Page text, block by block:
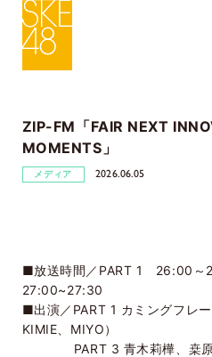
ZIP-FM「FAIR NEXT
MOMENTS」
メディア 2026.06.05
■放送時間／PART 1 26:00～
27:00~27:30
■出演／PART 1 カミングフレ
KIMIE、MIYO）
PART 3 青木莉樺、桒